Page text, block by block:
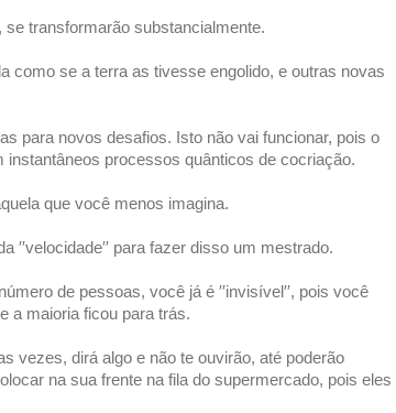
transformarão substancialmente.
como se a terra as tivesse engolido, e outras novas
para novos desafios. Isto não vai funcionar, pois o
instantâneos processos quânticos de cocriação.
que você menos imagina.
para fazer disso um mestrado.
de pessoas, você já é ′′invisível′′, pois você
a maioria ficou para trás.
vezes, dirá algo e não te ouvirão, até poderão
na sua frente na fila do supermercado, pois eles